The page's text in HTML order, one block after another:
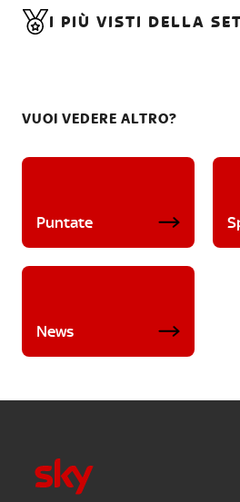
I PIÙ VISTI DELLA
VUOI VEDERE ALTRO?
Puntate
News